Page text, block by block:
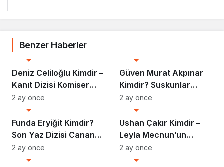
Benzer Haberler
Deniz Celiloğlu Kimdir –
Kanıt Dizisi Komiser
Selim Hakkında Her
2 ay önce
Güven Murat Akpınar
Kimdir? Suskunlar
Dizisinin Unutulmaz
Iska’sı
2 ay önce
Funda Eryiğit Kimdir?
Son Yaz Dizisi Canan
Karakteri ve Başarı
Dolu Kariyeri
Biyografi
2 ay önce
Ushan Çakır Kimdir –
Leyla Mecnun’un
Arda’sı Hakkında Her
Biyografi
2 ay önce
Biyografi Biyografi